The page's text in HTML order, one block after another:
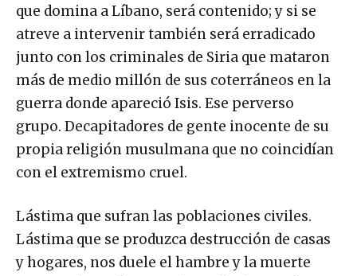
que domina a Líbano, será contenido; y si se
atreve a intervenir también será erradicado
junto con los criminales de Siria que mataron
más de medio millón de sus coterráneos en la
guerra donde apareció Isis. Ese perverso
grupo. Decapitadores de gente inocente de su
propia religión musulmana que no coincidían
con el extremismo cruel.
Lástima que sufran las poblaciones civiles.
Lástima que se produzca destrucción de casas
y hogares, nos duele el hambre y la muerte